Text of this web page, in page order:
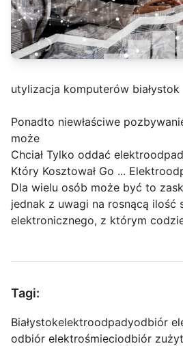
utylizacja komputerów białystok
Ponadto niewłaściwe
może
Chciał Tylko oddać
Który Kosztował Go ...
Dla wielu osób może być to
jednak z uwagi na rosnącą ilość
elektronicznego, z którym
Tagi:
Białystokelektroodpadyodbiór
odbiór elektrośmieciodbiór